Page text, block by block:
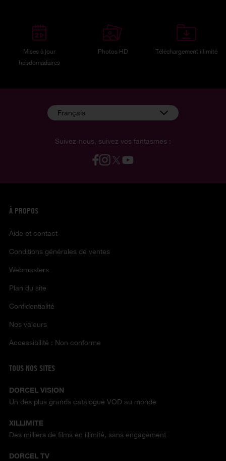
Mises à jour
hebdomadaires
Photos HD Téléchargement illimité
Suivez-nous, suivez vos fantasmes :
Français
À PROPOS
Aide et contact
Conditions générales de ventes
Webmasters
Plan du site
Confidentialité
Nos valeurs
Accessibilité : Non conforme
TOUS NOS SITES
DORCEL VISION
Un des plus grands catalogue VOD au monde
XILLIMITE
Des milliers de films en illimité, sans engagement
DORCEL TV